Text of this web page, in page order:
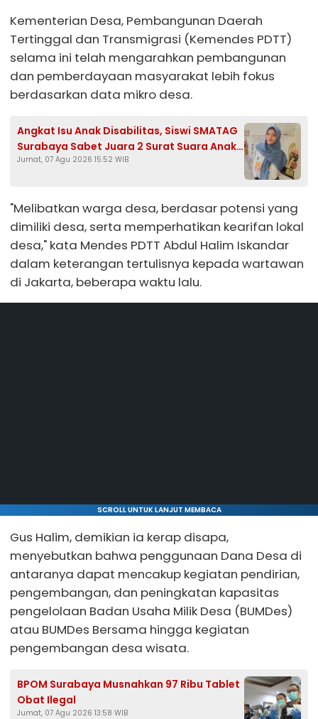
Kementerian Desa, Pembangunan Daerah
Tertinggal dan Transmigrasi (Kemendes PDTT)
selama ini telah mengarahkan pembangunan
dan pemberdayaan masyarakat lebih fokus
berdasarkan data mikro desa.
Angkat Isu Anak Disabilitas, Siswi SMATAG
Surabaya Sabet Juara 2 Surat Suara Anak
2026
Jumat, 07 Agu 2026 15:52 WIB
"Melibatkan warga desa, berdasar potensi yang
dimiliki desa, serta memperhatikan kearifan lokal
desa," kata Mendes PDTT Abdul Halim Iskandar
dalam keterangan tertulisnya kepada wartawan
di Jakarta, beberapa waktu lalu.
SCROLL UNTUK LANJUT MEMBACA
Gus Halim, demikian ia kerap disapa,
menyebutkan bahwa penggunaan Dana Desa di
antaranya dapat mencakup kegiatan pendirian,
pengembangan, dan peningkatan kapasitas
pengelolaan Badan Usaha Milik Desa (BUMDes)
atau BUMDes Bersama hingga kegiatan
pengembangan desa wisata.
BPOM Surabaya Musnahkan 97 Ribu Tablet
Obat Ilegal
Jumat, 07 Agu 2026 13:58 WIB